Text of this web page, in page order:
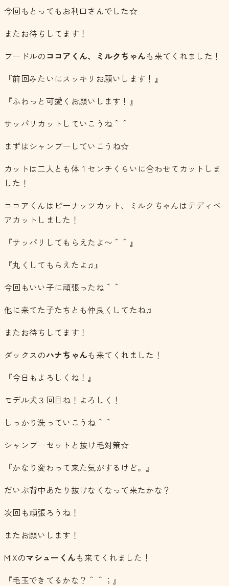
今回もとってもお利口さんでした☆
またお待ちしてます！
プードルの ココアくん、ミルクちゃんも来てくれました！
『前回みたいにスッキリお願いします！』
『ふわっと可愛くお願いします！』
サッパリカットしていこうね＾＾
まずはシャンプーしていこうね☆
カットは二人とも体１センチくらいに合わせてカットしま
した！
ココアくんはピーナッツカット、ミルクちゃんはテディベ
アカットしました！
『サッパリしてもらえたよ〜＾＾』
『丸くしてもらえたよ♫』
今回もいい子に頑張ったね＾＾
他に来てた子たちとも仲良くしてたね♫
またお待ちしてます！
ダックスのハナちゃんも来てくれました！
『今日もよろしくね！』
モデル犬３回目ね！よろしく！
しっかり洗っていこうね＾＾
シャンプーセットと抜け毛対策☆
『かなり変わって来た気がするけど。』
だいぶ背中あたり抜けなくなって来たかな？
次回も頑張ろうね！
またお願いします！
MIXのマシューくんも来てくれました！
『毛玉できてるかな？＾＾；』